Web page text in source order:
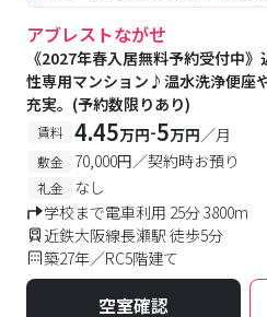
#女性専用 #予約受付中 #空室
アブレストながせ
《2027年春入居無料予約受付中
性専用マンション♪温水洗浄便座
充実。(予約数限りあり)
賃料 4.45万円-5万円／月
敷金 70,000円／契約時お預り
礼金
なし
学校まで電車利用 25分 3800m
近鉄大阪線長瀬駅 徒歩5分
築27年／RC5階建て
空室確認